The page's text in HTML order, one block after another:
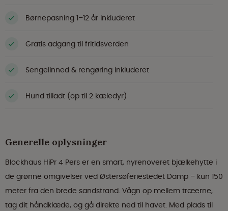
Børnepasning 1–12 år inkluderet
Gratis adgang til fritidsverden
Sengelinned & rengøring inkluderet
Hund tilladt (op til 2 kæledyr)
Generelle oplysninger
Blockhaus HiPr 4 Pers er en smart, nyrenoveret bjælkehytte i
de grønne omgivelser ved Østersøferiestedet Damp – kun 150
meter fra den brede sandstrand. Vågn op mellem træerne,
tag dit håndklæde, og gå direkte ned til havet. Med plads til